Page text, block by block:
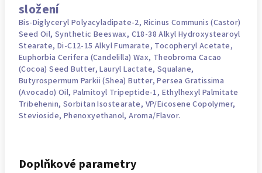
složení
Bis-Diglyceryl Polyacyladipate-2, Ricinus Communis (Castor)
Seed Oil, Synthetic Beeswax, C18-38 Alkyl Hydroxystearoyl
Stearate, Di-C12-15 Alkyl Fumarate, Tocopheryl Acetate,
Euphorbia Cerifera (Candelilla) Wax, Theobroma Cacao
(Cocoa) Seed Butter, Lauryl Lactate, Squalane,
Butyrospermum Parkii (Shea) Butter, Persea Gratissima
(Avocado) Oil, Palmitoyl Tripeptide-1, Ethylhexyl Palmitate
Tribehenin, Sorbitan Isostearate, VP/Eicosene Copolymer,
Stevioside, Phenoxyethanol, Aroma/Flavor.
Doplňkové parametry